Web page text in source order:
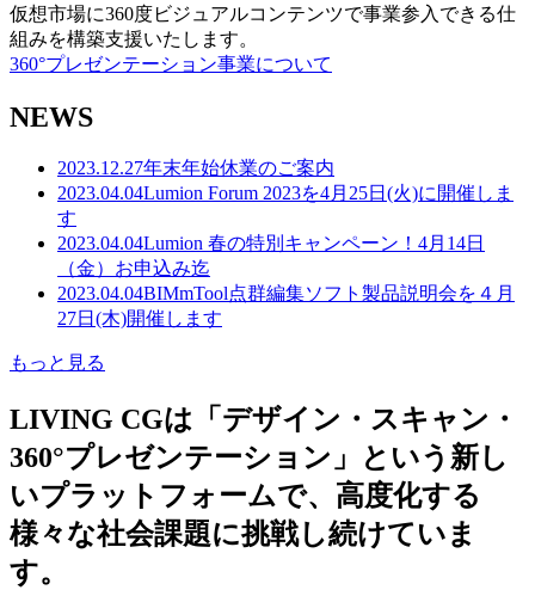
仮想市場に360度ビジュアルコンテンツで事業参入できる仕
組みを構築支援いたします。
360°プレゼンテーション事業について
NEWS
2023.12.27年末年始休業のご案内
2023.04.04Lumion Forum 2023を4月25日(火)に開催しま
す
2023.04.04Lumion 春の特別キャンペーン！4月14日
（金）お申込み迄
2023.04.04BIMmTool点群編集ソフト製品説明会を４月
27日(木)開催します
もっと見る
LIVING CGは「デザイン・スキャン・
360°プレゼンテーション」という新し
いプラットフォームで、高度化する
様々な社会課題に挑戦し続けていま
す。